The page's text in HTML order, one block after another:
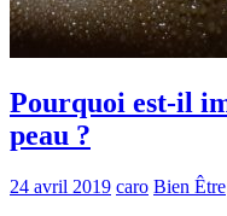
Pourquoi est-il
peau ?
24 avril 2019 caro Bien Être